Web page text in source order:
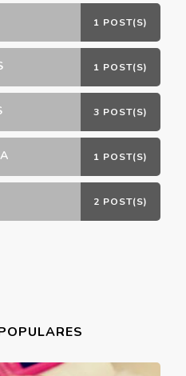
1 POST(S)
1 POST(S)
3 POST(S)
1 POST(S)
2 POST(S)